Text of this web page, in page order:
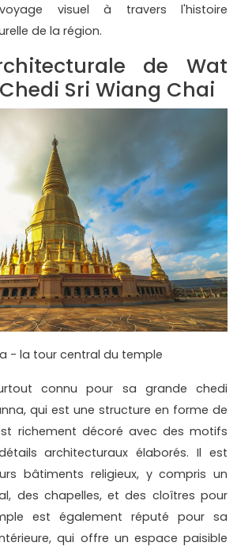
visuel à travers l'histoire
de la région.
de Wat
Sri Wiang Chai
- la tour central du temple
connu pour sa grande chedi
qui est une structure en forme de
richement décoré avec des motifs
architecturaux élaborés. Il est
bâtiments religieux, y compris un
des chapelles, et des cloîtres pour
est également réputé pour sa
qui offre un espace paisible